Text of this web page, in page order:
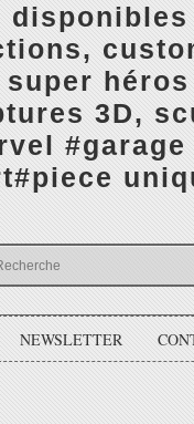
3D,
NEWSLETTER